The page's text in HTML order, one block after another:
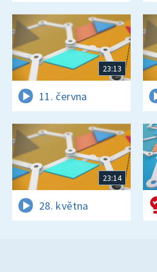
23:13
11. června
23:14
28. května